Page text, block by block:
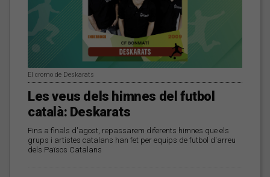
El cromo de Deskarats
Les veus dels himnes del futbol
català: Deskarats
Fins a finals d'agost, repassarem diferents himnes que els
grups i artistes catalans han fet per equips de futbol d'arreu
dels Països Catalans